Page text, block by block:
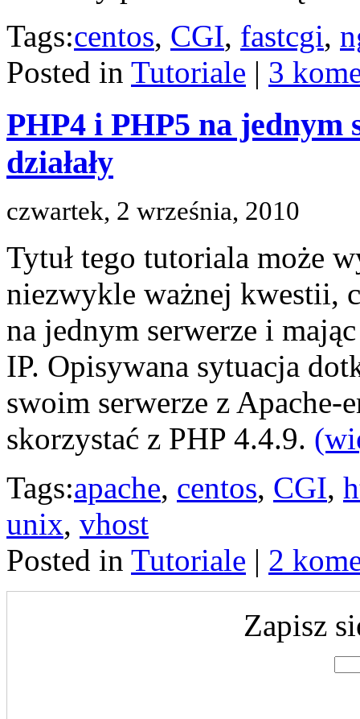
Tags:centos, CGI, fastcgi,
Posted in Tutoriale | 3
PHP4 i PHP5 na jednym
działały
czwartek, 2 września, 2010
Tytuł tego tutoriala może
niezwykle ważnej kwestii,
na jednym serwerze i
IP. Opisywana sytuacja
swoim serwerze z Apache-
skorzystać z PHP 4.4.9.
Tags:apache, centos, CGI,
unix, vhost
Posted in Tutoriale | 2
Zapisz